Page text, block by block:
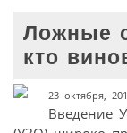
Ложные
кто
23 октября,
Введение